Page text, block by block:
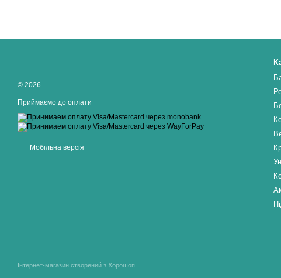
© 2026
Приймаємо до оплати
Мобільна версія
Інтернет-магазин створений з Хорошоп